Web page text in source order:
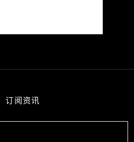
订阅资讯